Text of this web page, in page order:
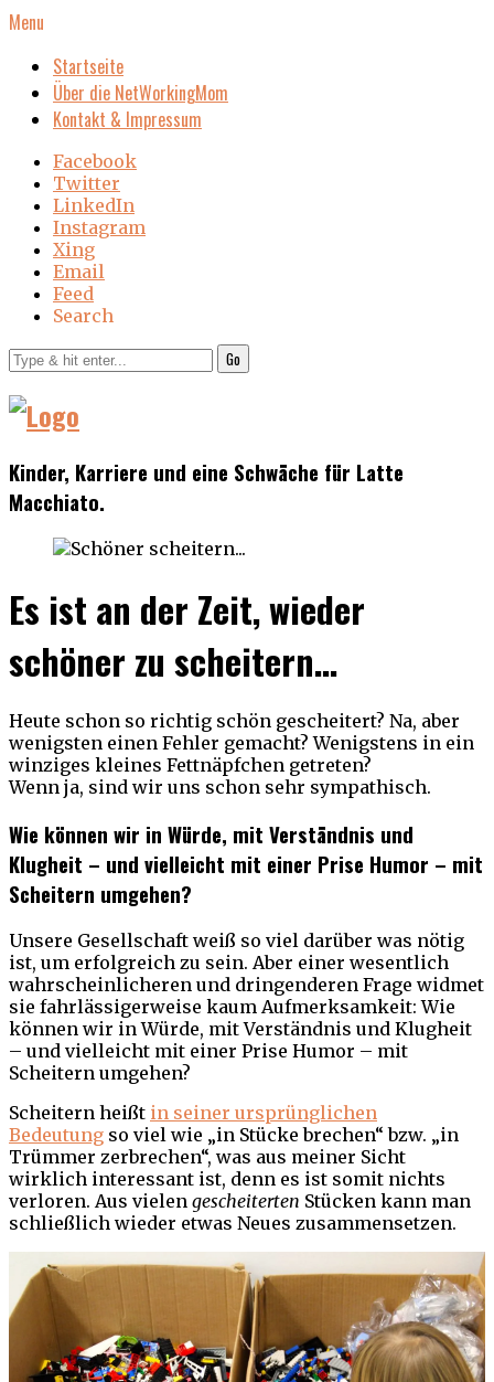
Menu
Startseite
Über die NetWorkingMom
Kontakt & Impressum
Facebook
Twitter
LinkedIn
Instagram
Xing
Email
Feed
Search
Go
Kinder, Karriere und eine Schwäche für Latte
Macchiato.
Es ist an der Zeit, wieder
schöner zu scheitern…
Heute schon so richtig schön gescheitert? Na, aber
wenigsten einen Fehler gemacht? Wenigstens in ein
winziges kleines Fettnäpfchen getreten?
Wenn ja, sind wir uns schon sehr sympathisch.
Wie können wir in Würde, mit Verständnis und
Klugheit – und vielleicht mit einer Prise Humor – mit
Scheitern umgehen?
Unsere Gesellschaft weiß so viel darüber was nötig
ist, um erfolgreich zu sein. Aber einer wesentlich
wahrscheinlicheren und dringenderen Frage widmet
sie fahrlässigerweise kaum Aufmerksamkeit: Wie
können wir in Würde, mit Verständnis und Klugheit
– und vielleicht mit einer Prise Humor – mit
Scheitern umgehen?
Scheitern heißt in seiner ursprünglichen
Bedeutung so viel wie „in Stücke brechen“ bzw. „in
Trümmer zerbrechen“, was aus meiner Sicht
wirklich interessant ist, denn es ist somit nichts
verloren. Aus vielen gescheiterten Stücken kann man
schließlich wieder etwas Neues zusammensetzen.